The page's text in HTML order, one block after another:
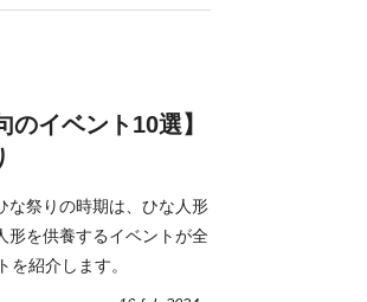
イベント10選】
な祭りの時期は、ひな人形
形を供養するイベントが全
紹介します。